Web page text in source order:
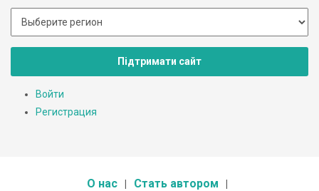
Підтримати сайт
Войти
Регистрация
О нас Стать автором